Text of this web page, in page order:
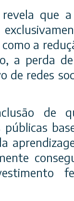
que a
a
a perda
de redes
de